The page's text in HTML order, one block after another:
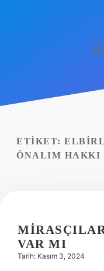
Yasal Uyarı
ETIKET:
ÖNALIM HAKKI
VAR MI
Tarih: Kasım 3, 2024